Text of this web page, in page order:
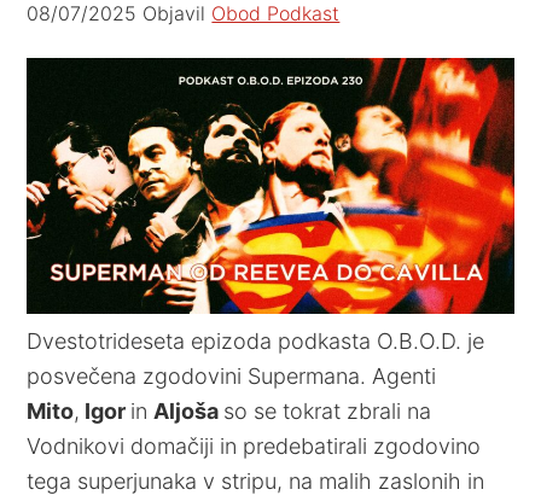
08/07/2025 Objavil Obod Podkast
Dvestotrideseta epizoda podkasta O.B.O.D. je
posvečena zgodovini Supermana. Agenti
Mito, Igor in Aljoša so se tokrat zbrali na
Vodnikovi domačiji in predebatirali zgodovino
tega superjunaka v stripu, na malih zaslonih in